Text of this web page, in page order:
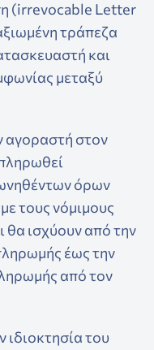
(irrevocable Letter
τράπεζα
και
μεταξύ
αγοραστή στον
όρων
τους νόμιμους
θα ισχύουν από την
έως την
από τον
του